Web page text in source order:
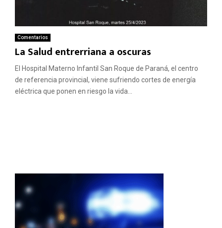
Comentarios
La Salud entrerriana a oscuras
El Hospital Materno Infantil San Roque de Paraná, el centro
de referencia provincial, viene sufriendo cortes de energía
eléctrica que ponen en riesgo la vida...